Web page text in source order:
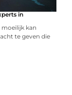
in
moeilijk kan
te geven die